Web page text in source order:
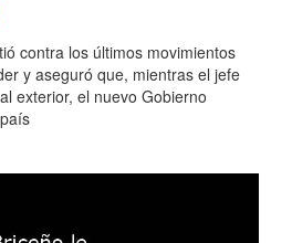
contra los últimos movimientos
y aseguró que, mientras el jefe
exterior, el nuevo Gobierno